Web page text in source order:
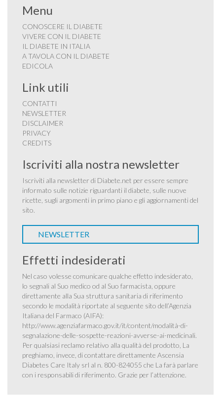
Menu
CONOSCERE IL DIABETE
VIVERE CON IL DIABETE
IL DIABETE IN ITALIA
A TAVOLA CON IL DIABETE
EDICOLA
Link utili
CONTATTI
NEWSLETTER
DISCLAIMER
PRIVACY
CREDITS
Iscriviti alla nostra newsletter
Iscriviti alla newsletter di Diabete.net per essere sempre
informato sulle notizie riguardanti il diabete, sulle nuove
ricette, sugli argomenti in primo piano e gli aggiornamenti del
sito.
NEWSLETTER
Effetti indesiderati
Nel caso volesse comunicare qualche effetto indesiderato,
lo segnali al Suo medico od al Suo farmacista, oppure
direttamente alla Sua struttura sanitaria di riferimento
secondo le modalità riportate al seguente sito dell’Agenzia
Italiana del Farmaco (AIFA):
http://www.agenziafarmaco.gov.it/it/content/modalità-di-
segnalazione-delle-sospette-reazioni-avverse-ai-medicinali.
Per qualsiasi reclamo relativo alla qualità del prodotto, La
preghiamo, invece, di contattare direttamente Ascensia
Diabetes Care Italy srl al n. 800-824055 che La farà parlare
con i responsabili di riferimento. Grazie per l’attenzione.